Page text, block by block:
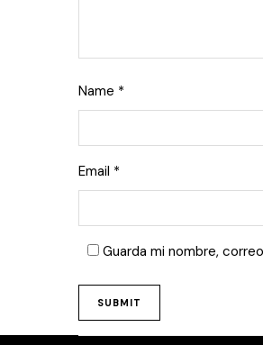
Name *
Email *
Guarda mi nombre,